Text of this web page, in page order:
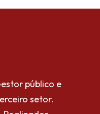
público e
setor.